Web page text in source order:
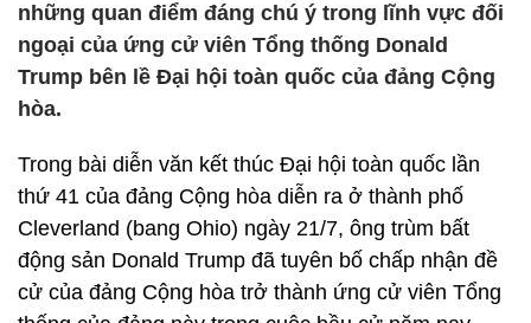
những quan điểm đáng chú ý trong lĩnh vực đối
ngoại của ứng cử viên Tổng thống Donald
Trump bên lề Đại hội toàn quốc của đảng Cộng
hòa.
Trong bài diễn văn kết thúc Đại hội toàn quốc lần
thứ 41 của đảng Cộng hòa diễn ra ở thành phố
Cleverland (bang Ohio) ngày 21/7, ông trùm bất
động sản Donald Trump đã tuyên bố chấp nhận đề
cử của đảng Cộng hòa trở thành ứng cử viên Tổng